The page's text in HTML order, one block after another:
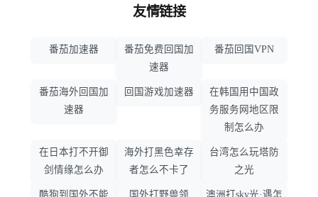
友情链接
番茄加速器
番茄免费回国加
速器
番茄回国VPN
番茄海外回国加
速器
回国游戏加速器
在韩国用中国政
务服务网地区限
制怎么办
在日本打不开御
剑情缘怎么办
海外打黑色幸存
者怎么不卡了
台湾怎么玩塔防
之光
酷狗到国外不能 国外打野兽领 澳洲打sky光·遇怎